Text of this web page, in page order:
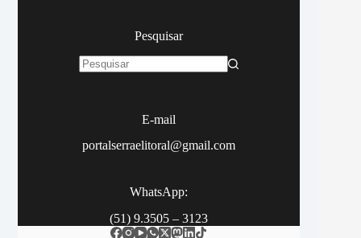
Pesquisar
E-mail
portalserraelitoral@gmail.com
WhatsApp:
(51) 9.3505 – 3123